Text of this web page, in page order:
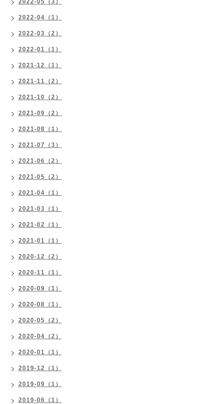
2022-05（3）
2022-04（1）
2022-03（2）
2022-01（1）
2021-12（1）
2021-11（2）
2021-10（2）
2021-09（2）
2021-08（1）
2021-07（3）
2021-06（2）
2021-05（2）
2021-04（1）
2021-03（1）
2021-02（1）
2021-01（1）
2020-12（2）
2020-11（1）
2020-09（1）
2020-08（1）
2020-05（2）
2020-04（2）
2020-01（1）
2019-12（1）
2019-09（1）
2019-06（1）